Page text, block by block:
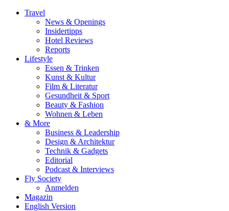
Travel
News & Openings
Insidertipps
Hotel Reviews
Reports
Lifestyle
Essen & Trinken
Kunst & Kultur
Film & Literatur
Gesundheit & Sport
Beauty & Fashion
Wohnen & Leben
& More
Business & Leadership
Design & Architektur
Technik & Gadgets
Editorial
Podcast & Interviews
Fly Society
Anmelden
Magazin
English Version